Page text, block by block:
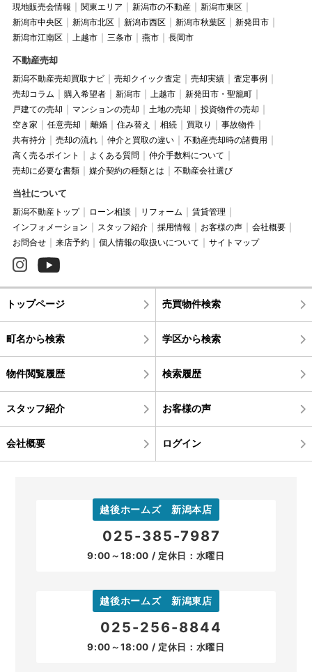
現地販売会情報
関東エリア 新潟市の不動産
新潟市東区
新潟市中央区
新潟市北区 新潟市西区 新潟市秋葉区
新発田市
新潟市江南区
上越市 三条市 燕市 長岡市
不動産売却
新潟不動産売却買取ナビ 売却クイック査定 売却実績
査定事例
売却コラム
購入希望者 新潟市 上越市
新発田市・聖籠町
戸建ての売却
マンションの売却 土地の売却
投資物件の売却
空き家
任意売却 離婚 住み替え 相続 買取り
事故物件
共有持分
売却の流れ 仲介と買取の違い
不動産売却時の諸費用
高く売るポイント
よくある質問
仲介手数料について
売却に必要な書類
媒介契約の種類とは 不動産会社選び
当社について
新潟不動産トップ ローン相談 リフォーム
賃貸管理
インフォメーション
スタッフ紹介 採用情報 お客様の声
会社概要
お問合せ
来店予約 個人情報の取扱いについて サイトマップ
トップページ 売買物件検索
町名から検索 学区から検索
物件閲覧履歴 検索履歴
スタッフ紹介 お客様の声
会社概要 ログイン
越後ホームズ 新潟本店
025-385-7987
9:00～18:00 / 定休日：水曜日
越後ホームズ 新潟東店
025-256-8844
9:00～18:00 / 定休日：水曜日